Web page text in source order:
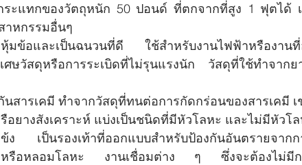
ระแทกของวัตถุหนัก 50 ปอนด์ ที่ตกจากที่สูง 1 ฟุตได้
าหกรรมอื่นๆ
หุ้มข้อและเป็นฉนวนที่ดี ใช้สำหรับงานไฟฟ้าหรืองานที่
ศษวัสดุหรือการระเบิดที่ไม่รุนแรงนัก วัสดุที่ใช้ทำจาก
นสารเคมี ทำจากวัสดุที่ทนต่อการกัดกร่อนของสารเคมี
อยางสังเคราะห์ แบ่งเป็นชนิดที่มีหัวโลหะ และไม่มีหัวโล
ข้ง เป็นรองเท้าที่ออกแบบสำหรับป้องกันอันตรายจาก
หรือหลอมโลหะ งานเชื่อมต่าง ๆ ซึ่งจะต้องไม่มีกา